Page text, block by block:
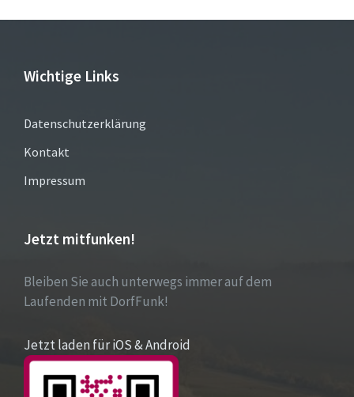
Wichtige Links
Datenschutzerklärung
Kontakt
Impressum
Jetzt mitfunken!
Bleiben Sie auch unterwegs immer auf dem
Laufenden mit DorfFunk!
Jetzt laden für iOS & Android